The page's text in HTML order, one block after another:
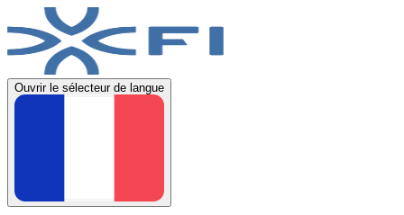
Ouvrir le sélecteur de langue